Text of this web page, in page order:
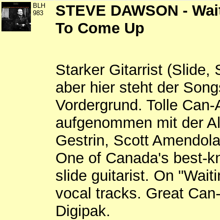
BLH
983
STEVE DAWSON -
To Come Up
Starker Gitarrist (Slide,
aber hier steht der
Vordergrund. Tolle
aufgenommen mit der
Gestrin, Scott
One of Canada's best-
slide guitarist. On
vocal tracks. Great
Digipak.